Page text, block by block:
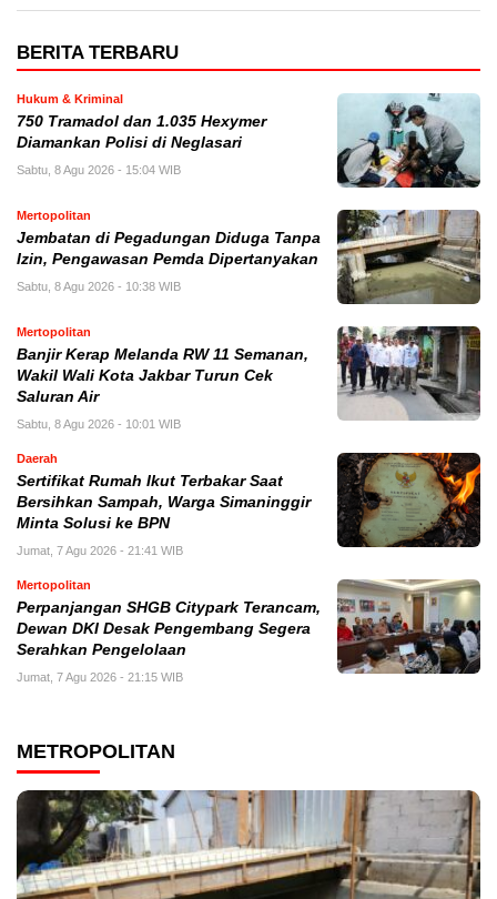
BERITA TERBARU
Hukum & Kriminal
750 Tramadol dan 1.035 Hexymer
Diamankan Polisi di Neglasari
Sabtu, 8 Agu 2026 - 15:04 WIB
Mertopolitan
Jembatan di Pegadungan Diduga Tanpa
Izin, Pengawasan Pemda Dipertanyakan
Sabtu, 8 Agu 2026 - 10:38 WIB
Mertopolitan
Banjir Kerap Melanda RW 11 Semanan,
Wakil Wali Kota Jakbar Turun Cek
Saluran Air
Sabtu, 8 Agu 2026 - 10:01 WIB
Daerah
Sertifikat Rumah Ikut Terbakar Saat
Bersihkan Sampah, Warga Simaninggir
Minta Solusi ke BPN
Jumat, 7 Agu 2026 - 21:41 WIB
Mertopolitan
Perpanjangan SHGB Citypark Terancam,
Dewan DKI Desak Pengembang Segera
Serahkan Pengelolaan
Jumat, 7 Agu 2026 - 21:15 WIB
METROPOLITAN